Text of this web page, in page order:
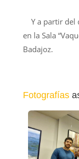
Y a partir del
en la Sala
Badajoz.
Fotografías